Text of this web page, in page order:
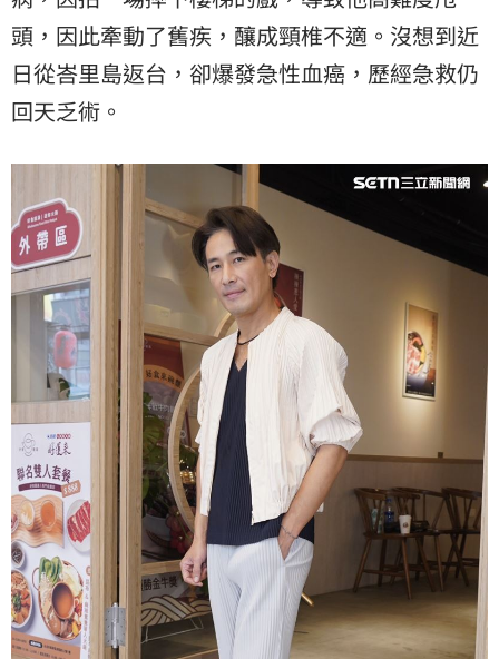
頭，因此牽動了舊疾，釀成頸椎不適。沒想到近
日從峇里島返台，卻爆發急性血癌，歷經急救仍
回天乏術。